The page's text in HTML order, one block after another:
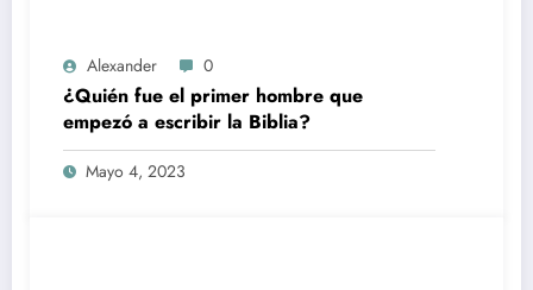
Alexander 0
¿Quién fue el primer hombre que
empezó a escribir la Biblia?
Mayo 4, 2023